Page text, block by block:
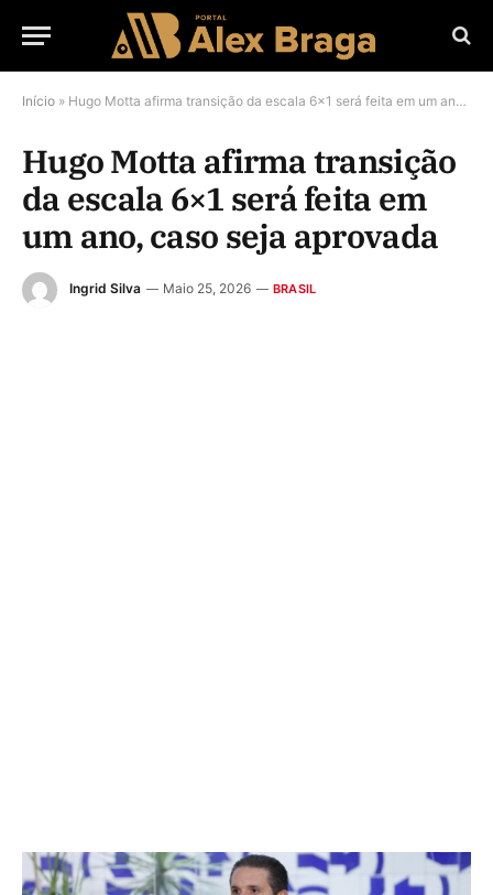
Início » Hugo Motta afirma transição da escala 6×1 será feita em um ano, caso seja aprovada
Hugo Motta afirma transição
da escala 6×1 será feita em
um ano, caso seja aprovada
Ingrid Silva Maio 25, 2026 BRASIL